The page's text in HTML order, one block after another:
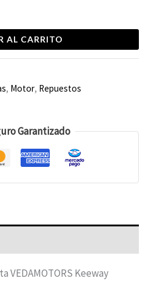
AL CARRITO
, Motor, Repuestos
Garantizado
VEDAMOTORS Keeway